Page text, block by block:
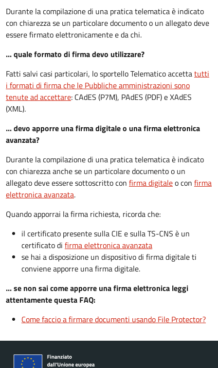
Durante la compilazione di una pratica telematica è indicato
con chiarezza se un particolare documento o un allegato deve
essere firmato elettronicamente e da chi.
... quale formato di firma devo utilizzare?
Fatti salvi casi particolari, lo sportello Telematico accettatutti
i formati di firma che le Pubbliche amministrazioni sono
tenute ad accettare: CAdES (P7M), PAdES (PDF) e XAdES
(XML).
... devo apporre una firma digitale o una firma elettronica
avanzata?
Durante la compilazione di una pratica telematica è indicato
con chiarezza anche se un particolare documento o un
allegato deve essere sottoscritto con firma digitaleo con firma
elettronica avanzata.
Quando apporrai la firma richiesta, ricorda che:
il certificato presente sulla CIE e sulla TS-CNS è un
certificato di firma elettronica avanzata
se hai a disposizione un dispositivo di firma digitale ti
conviene apporre una firma digitale.
... se non sai come apporre una firma elettronica leggi
attentamente questa FAQ:
Come faccio a firmare documenti usando File Protector?